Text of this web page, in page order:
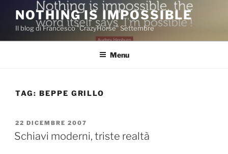
contenuto
NOTHING IS IMPOSSIBLE
Il blog di Francesco "CrazyHorse" Settembre
Menu
TAG: BEPPE GRILLO
PUBBLICATO
IL
22 DICEMBRE 2007
Schiavi moderni, triste realtà